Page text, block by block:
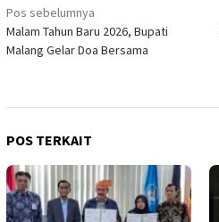
Navigasi
pos
Pos sebelumnya
Malam Tahun Baru 2026, Bupati
Malang Gelar Doa Bersama
POS TERKAIT